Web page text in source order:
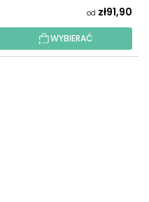
od zł91,90
WYBIERAĆ